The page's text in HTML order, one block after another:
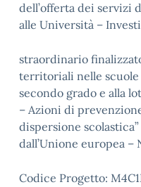
dell’offerta dei servizi
alle Università –
straordinario
territoriali nelle
secondo grado e alla
– Azioni di
dispersione
dall’Unione europea –
Codice Progetto: